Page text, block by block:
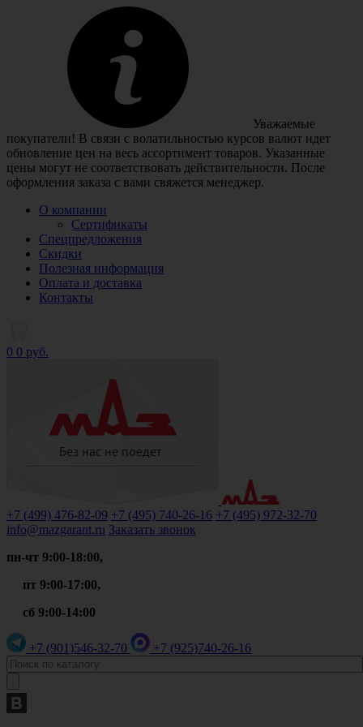
Уважаемые
покупатели! В связи с волатильностью курсов валют идет
обновление цен на весь ассортимент товаров. Указанные
цены могут не соответствовать действительности. После
оформления заказа с вами свяжется менеджер.
О компании
Сертификаты
Спецпредложения
Скидки
Полезная информация
Оплата и доставка
Контакты
0 0 руб.
+7 (499) 476-82-09 +7 (495) 740-26-16 +7 (495) 972-32-70
info@mazgarant.ru Заказать звонок
пн-чт 9:00-18:00,
пт 9:00-17:00,
сб 9:00-14:00
+7 (901)546-32-70 +7 (925)740-26-16